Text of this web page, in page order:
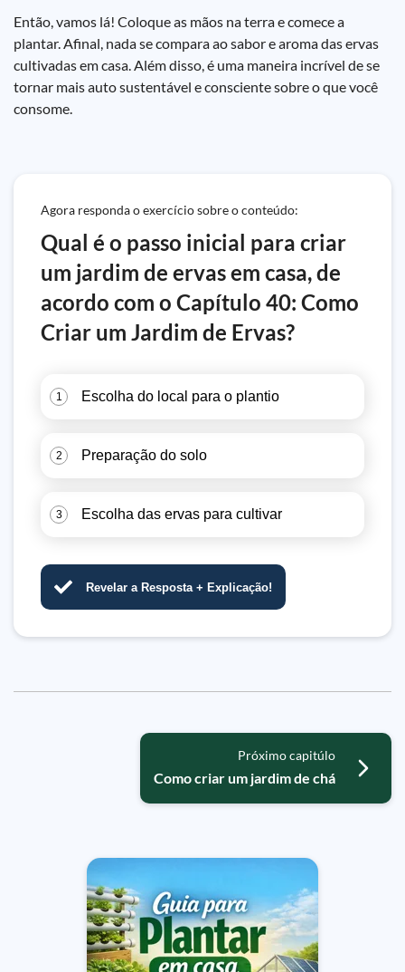
Então, vamos lá! Coloque as mãos na terra e comece a
plantar. Afinal, nada se compara ao sabor e aroma das ervas
cultivadas em casa. Além disso, é uma maneira incrível de se
tornar mais auto sustentável e consciente sobre o que você
consome.
Agora responda o exercício sobre o conteúdo:
Qual é o passo inicial para criar
um jardim de ervas em casa, de
acordo com o Capítulo 40: Como
Criar um Jardim de Ervas?
1 Escolha do local para o plantio
2 Preparação do solo
3 Escolha das ervas para cultivar
Revelar a Resposta + Explicação!
Próximo capitúlo
Como criar um jardim de chá